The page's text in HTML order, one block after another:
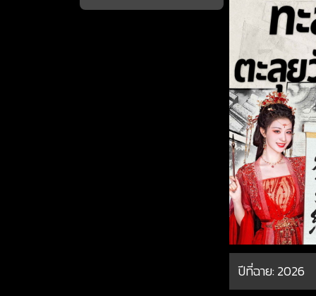
ปีที่ฉาย:2026